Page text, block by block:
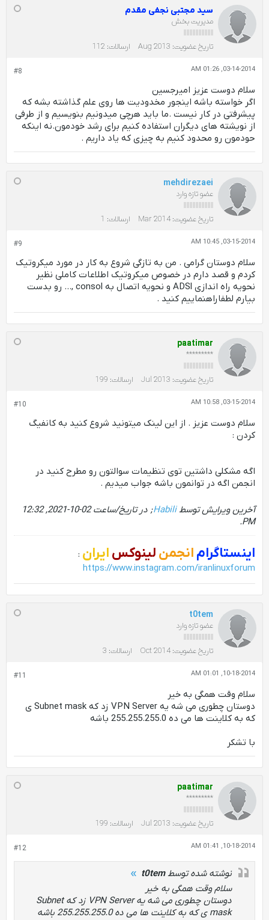
سید مجتبی نجفی مقدم
مدیریت بخش
تاریخ عضویت: Aug 2013 ارسالات: 112
#8 03-14-2014, 01:26 AM
سلام دوست عزیز امیرجسین
اگر خواسته باشه اینجور مخدودیت ها روی علم گذاشته بشه که
پیشرفتی در کار نیست .ما باید هرچی میدونیم بنویسیم و از طرفی
از نویشته های دیگران استفاده کنیم برای رشد خودمون.نه اینکه
حودمون رو محدود کنیم به چیزی که یاد داریم .
mehdirezaei
عضو تازه وارد
تاریخ عضویت: Mar 2014 ارسالات: 1
#9 03-15-2014, 10:45 AM
سلام دوستان گرامی . من به تازگی شروع به کار در مورد میکروتیک
کردم و قصد دارم در خصوص میکروتیک اطلاعات کاملی نظیر
نحویه راه اندازی ADSl و نحویه اتصال به consol ,... رو بدست
بیارم لطفاراهنماییم کنید .
paatimar
*********
تاریخ عضویت: Jul 2013 ارسالات: 199
#10 03-15-2014, 10:58 AM
سلام دوست عزیز . از این لینک میتونید شروع کنید به کانفیگ
کردن :
اگه مشکلی داشتین توی تنظیمات سوالتون رو مطرح کنید در
انجمن اگه در توانمون باشه جواب میدیم .
آخرین ویرایش توسطHabili; در تاریخ/ساعت
02-10-2021, 12:32
PM
.
اینستاگرام انجمن لینوکس ایران :
https://www.instagram.com/iranlinuxforum
t0tem
عضو تازه وارد
تاریخ عضویت: Oct 2014 ارسالات: 3
#11 10-18-2014, 01:01 AM
سلام وقت همگی به خیر
دوستان چطوری می شه یه VPN Server زد که Subnet mask ی
که به کلاینت ها می ده 255.255.255.0 باشه
با تشکر
paatimar
*********
تاریخ عضویت: Jul 2013 ارسالات: 199
#12 10-18-2014, 01:41 AM
نوشته شده توسطt0tem
سلام وقت همگی به خیر
دوستان چطوری می شه یه VPN Server زد که Subnet
mask ی که به کلاینت ها می ده 255.255.255.0 باشه